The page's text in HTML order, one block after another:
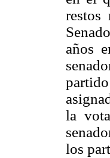
restos
años
la
los